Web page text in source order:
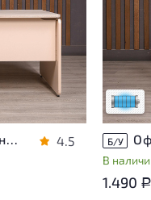
к новому,
Стол прямоугольный Accord ДСП Дуб Россия 4.5
могут
следы
Низкая
Б/У
В
1.490 Р